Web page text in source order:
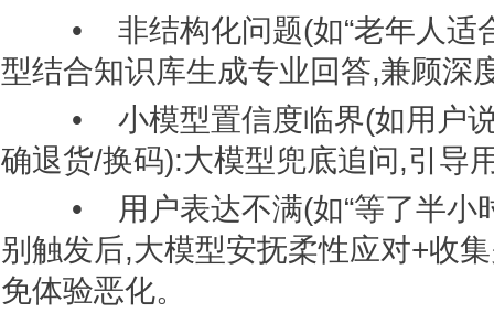
• 非结构化问题(如“老年人适
型结合知识库生成专业回答,兼顾深
• 小模型置信度临界(如用户说
确退货/换码):大模型兜底追问,引导
• 用户表达不满(如“等了半小
别触发后,大模型安抚柔性应对+收
免体验恶化。